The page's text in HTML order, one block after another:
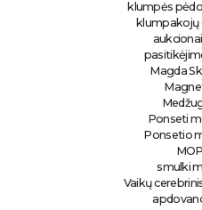
klumpės
klumpakojų
Magda
Ponseti
Ponsetio
smulki
Vaikų